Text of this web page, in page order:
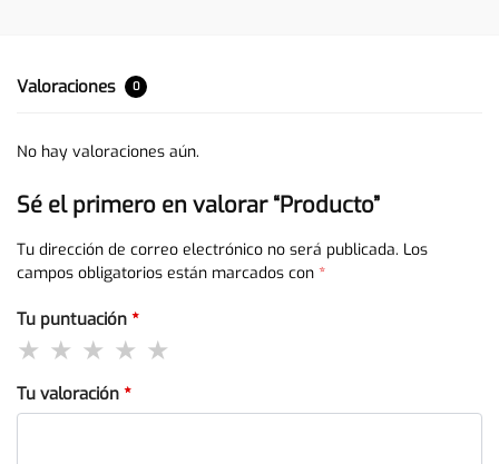
Valoraciones 0
No hay valoraciones aún.
Sé el primero en valorar “Producto”
Tu dirección de correo electrónico no será publicada. Los
campos obligatorios están marcados con *
Tu puntuación *
Tu valoración *